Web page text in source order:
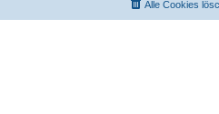
Alle Cookies